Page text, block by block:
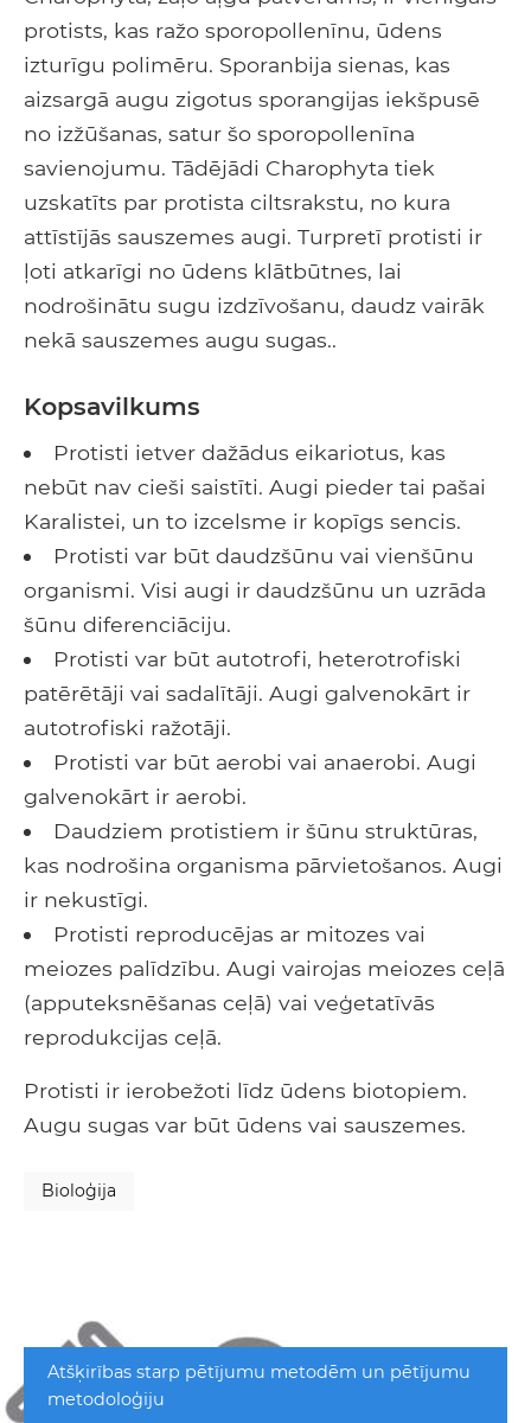
protists, kas ražo sporopollenīnu, ūdens
izturīgu polimēru. Sporanbija sienas, kas
aizsargā augu zigotus sporangijas iekšpusē
no izžūšanas, satur šo sporopollenīna
savienojumu. Tādējādi Charophyta tiek
uzskatīts par protista ciltsrakstu, no kura
attīstījās sauszemes augi. Turpretī protisti ir
ļoti atkarīgi no ūdens klātbūtnes, lai
nodrošinātu sugu izdzīvošanu, daudz vairāk
nekā sauszemes augu sugas..
Kopsavilkums
Protisti ietver dažādus eikariotus, kas
nebūt nav cieši saistīti. Augi pieder tai pašai
Karalistei, un to izcelsme ir kopīgs sencis.
Protisti var būt daudzšūnu vai vienšūnu
organismi. Visi augi ir daudzšūnu un uzrāda
šūnu diferenciāciju.
Protisti var būt autotrofi, heterotrofiski
patērētāji vai sadalītāji. Augi galvenokārt ir
autotrofiski ražotāji.
Protisti var būt aerobi vai anaerobi. Augi
galvenokārt ir aerobi.
Daudziem protistiem ir šūnu struktūras,
kas nodrošina organisma pārvietošanos. Augi
ir nekustīgi.
Protisti reproducējas ar mitozes vai
meiozes palīdzību. Augi vairojas meiozes ceļā
(apputeksnēšanas ceļā) vai veģetatīvās
reprodukcijas ceļā.
Protisti ir ierobežoti līdz ūdens biotopiem.
Augu sugas var būt ūdens vai sauszemes.
Bioloģija
Atšķirības starp pētījumu metodēm un pētījumu
metodoloģiju